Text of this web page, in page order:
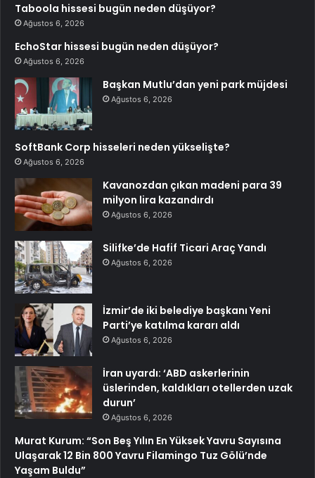
Taboola hissesi bugün neden düşüyor?
Ağustos 6, 2026
EchoStar hissesi bugün neden düşüyor?
Ağustos 6, 2026
Başkan Mutlu’dan yeni park müjdesi
Ağustos 6, 2026
SoftBank Corp hisseleri neden yükselişte?
Ağustos 6, 2026
Kavanozdan çıkan madeni para 39
milyon lira kazandırdı
Ağustos 6, 2026
Silifke’de Hafif Ticari Araç Yandı
Ağustos 6, 2026
İzmir’de iki belediye başkanı Yeni
Parti’ye katılma kararı aldı
Ağustos 6, 2026
İran uyardı: ‘ABD askerlerinin
üslerinden, kaldıkları otellerden uzak
durun’
Ağustos 6, 2026
Murat Kurum: “Son Beş Yılın En Yüksek Yavru Sayısına
Ulaşarak 12 Bin 800 Yavru Filamingo Tuz Gölü’nde
Yaşam Buldu”